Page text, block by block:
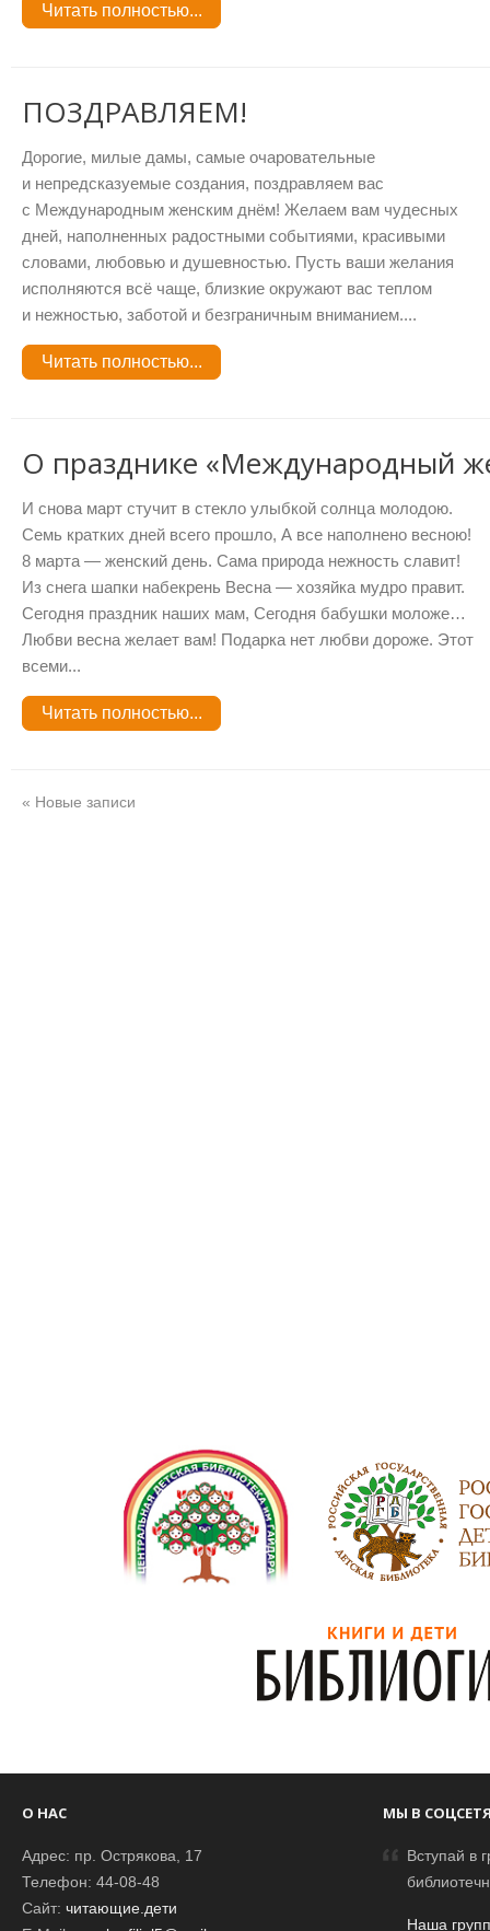
Читать полностью...
ПОЗДРАВЛЯЕМ!
Дорогие, милые дамы, самые очаровательные
и непредсказуемые создания, поздравляем вас
с Международным женским днём! Желаем вам чудесных
дней, наполненных радостными событиями, красивыми
словами, любовью и душевностью. Пусть ваши желания
исполняются всё чаще, близкие окружают вас теплом
и нежностью, заботой и безграничным вниманием....
Читать полностью...
О празднике «Международный
И снова март стучит в стекло улыбкой солнца молодою.
Семь кратких дней всего прошло, А все наполнено весною!
8 марта — женский день. Сама природа нежность славит!
Из снега шапки набекрень Весна — хозяйка мудро правит.
Сегодня праздник наших мам, Сегодня бабушки моложе…
Любви весна желает вам! Подарка нет любви дороже. Этот
всеми...
Читать полностью...
« Новые записи
О НАС
Адрес: пр. Острякова, 17
Телефон: 44-08-48
Сайт: читающие.дети
МЫ В
Вступай в
Наша